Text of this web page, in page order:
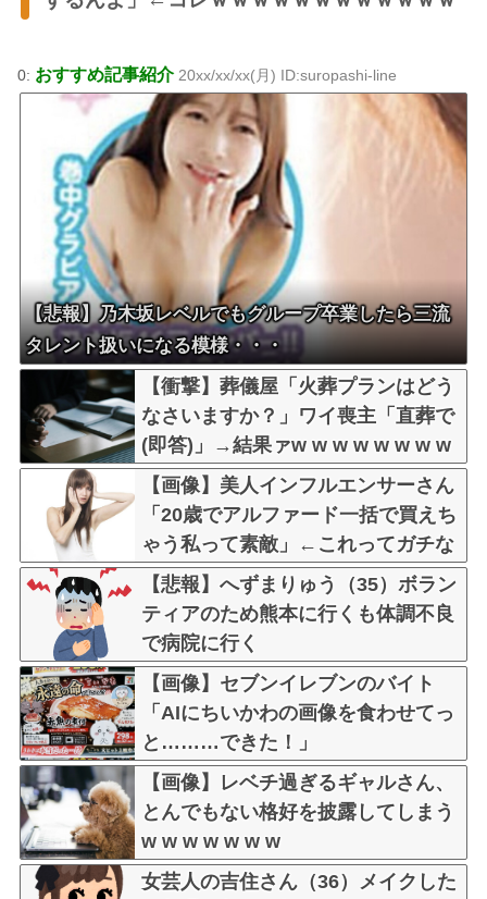
0: おすすめ記事紹介20xx/xx/xx(月) ID:suropashi-line
【悲報】乃木坂レベルでもグループ卒業したら三流
タレント扱いになる模様・・・
【衝撃】葬儀屋「火葬プランはどう
なさいますか？」ワイ喪主「直葬で
(即答)」→結果ァw w w w w w w w
w w
【画像】美人インフルエンサーさん
「20歳でアルファード一括で買えち
ゃう私って素敵」←これってガチな
ん？それともネタなん？w w w w w
w w w w
【悲報】へずまりゅう（35）ボラン
ティアのため熊本に行くも体調不良
で病院に行く
【画像】セブンイレブンのバイト
「AIにちいかわの画像を食わせてっ
と………できた！」
【画像】レベチ過ぎるギャルさん、
とんでもない格好を披露してしまう
w w w w w w w
女芸人の吉住さん（36）メイクした